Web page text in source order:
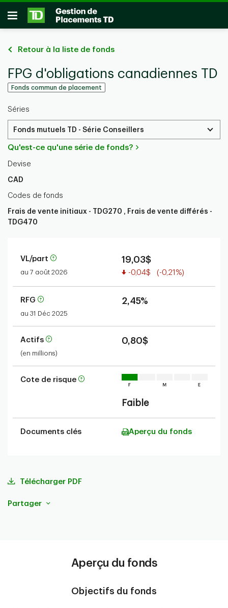
Passer au contenu principal
Ouvrir
Retour à la liste de fonds
FPG d'obligations canadiennes TD
Fonds commun de placement
Séries
Fonds mutuels TD - Série Conseillers
Qu'est-ce qu'une série de fonds?
Devise
CAD
Codes de fonds
Frais de vente initiaux - TDG270 , Frais de vente différés -
TDG470
VL/part
au 7 août 2026
19,03$
Valeur réduite
-0,04$ (-0,21%)
RFG
au 31 Déc 2025
2,45%
Actifs
(en millions)
0,80$
Cote de risque
Faible
Documents clés Aperçu du fonds
Télécharger PDF
Partager
Aperçu du fonds
Objectifs du fonds